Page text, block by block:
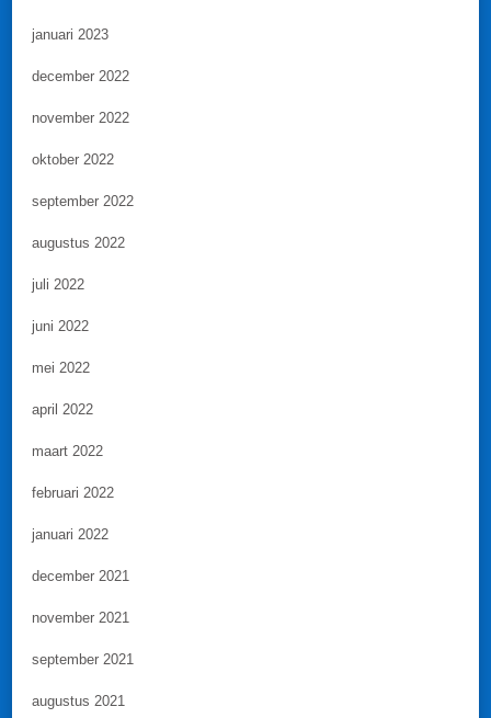
januari 2023
december 2022
november 2022
oktober 2022
september 2022
augustus 2022
juli 2022
juni 2022
mei 2022
april 2022
maart 2022
februari 2022
januari 2022
december 2021
november 2021
september 2021
augustus 2021